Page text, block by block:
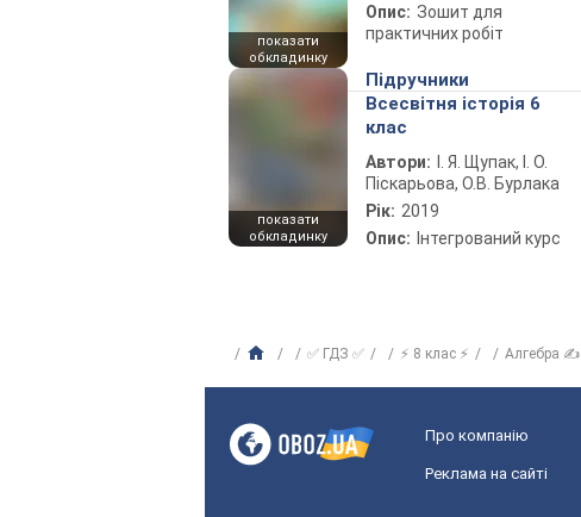
показати
обкладинку
Опис: Зошит для
практичних робіт
показати
обкладинку
Підручники
Всесвітня історія 6
клас
Автори:
І. Я. Щупак, І. О.
Піскарьова, О.В. Бурлака
Рік: 2019
Опис: Інтегрований курс
✅ ГДЗ ✅ ⚡ 8 клас ⚡ Алгебра ✍
Про компанію
Реклама на сайті